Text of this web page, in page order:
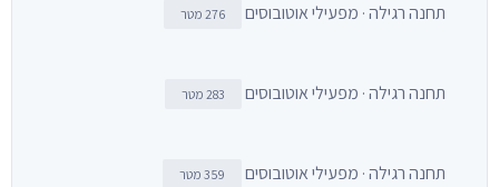
תחנה רגילה · מפעילי אוטובוסים 276 מטר
תחנה רגילה · מפעילי אוטובוסים 283 מטר
תחנה רגילה · מפעילי אוטובוסים 359 מטר